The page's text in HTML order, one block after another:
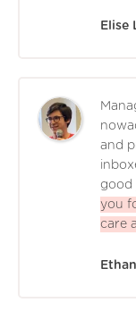
Elise
and
good
you
care
Ethan